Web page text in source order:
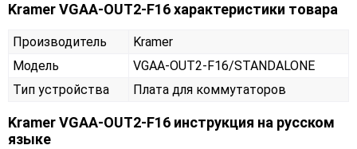
Kramer VGAA-OUT2-F16 характеристики товара
Производитель
Kramer
Модель
VGAA-OUT2-F16/STANDALONE
Тип устройства
Плата для коммутаторов
Kramer VGAA-OUT2-F16 инструкция на русском
языке